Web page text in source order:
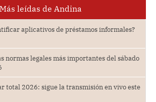
Más leídas de Andina
aplicativos de préstamos informales?
normas legales más importantes del sábado
total 2026: sigue la transmisión en vivo este